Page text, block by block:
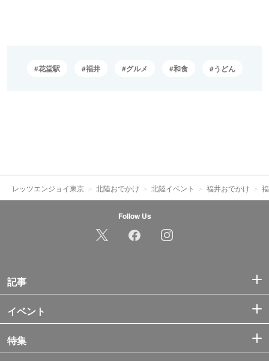
花堂駅 福井 グルメ 和食 うどん
レッツエンジョイ東京 北陸おでかけ 北陸イベント 福井おでかけ
Follow Us
記事
イベント
特集